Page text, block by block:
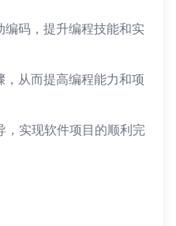
码，提升编程技能和实
从而提高编程能力和项
，实现软件项目的顺利完